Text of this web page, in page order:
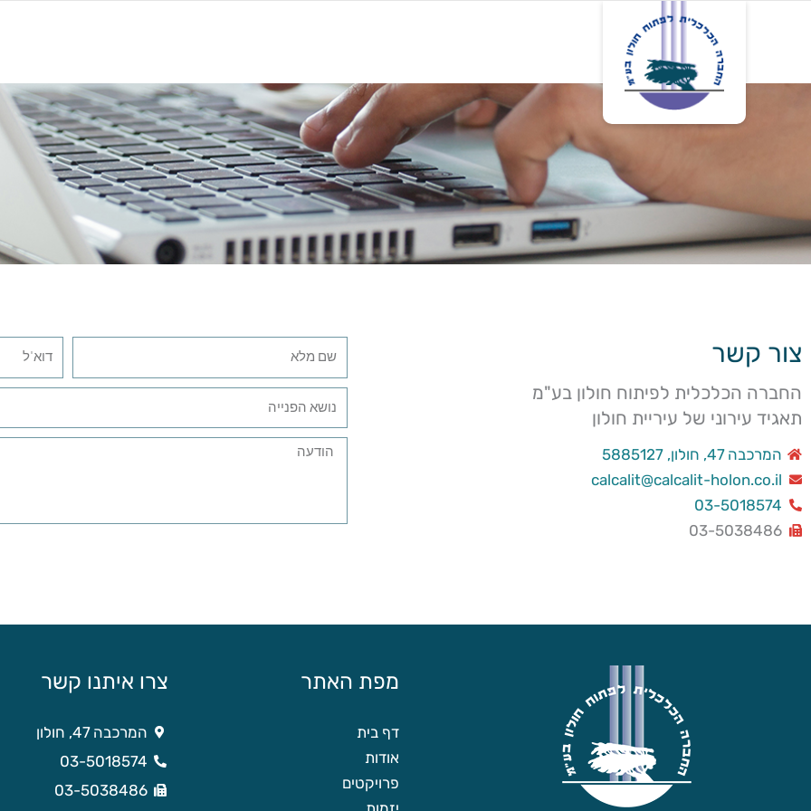
צור קשר
החברה הכלכלית לפיתוח חולון בע"מ
תאגיד עירוני של עיריית חולון
המרכבה 47, חולון, 5885127
calcalit@calcalit-holon.co.il
03-5018574
03-5038486
שם
מלא
דוא"ל
הפנייה
הודעה
מפת האתר
דף בית
אודות
פרויקטים
צרו איתנו קשר
המרכבה 47, חולון
03-5018574
03-5038486